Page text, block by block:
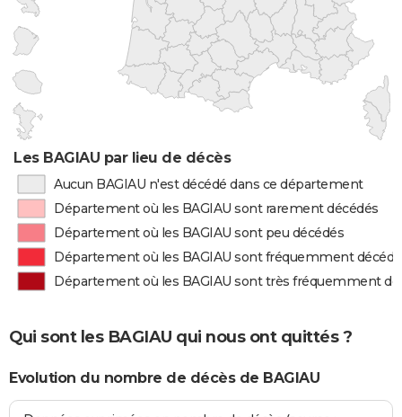
Les BAGIAU par lieu de décès
Aucun BAGIAU n'est décédé dans ce département
Département où les BAGIAU sont rarement décédés
Département où les BAGIAU sont peu décédés
Département où les BAGIAU sont fréquemment
Département où les BAGIAU sont très fréquemment
Qui sont les BAGIAU qui nous ont quittés ?
Evolution du nombre de décès de BAGIAU